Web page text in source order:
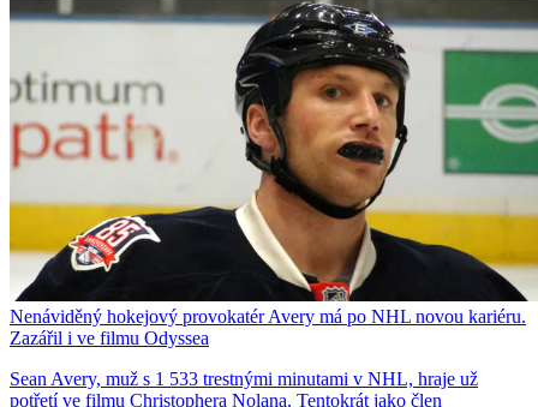
Nenáviděný hokejový provokatér Avery má po NHL novou kariéru.
Zazářil i ve filmu Odyssea
Sean Avery, muž s 1 533 trestnými minutami v NHL, hraje už
potřetí ve filmu Christophera Nolana. Tentokrát jako člen